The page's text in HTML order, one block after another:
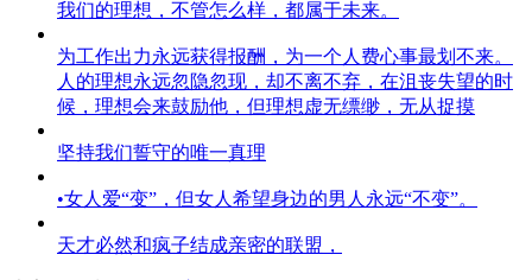
我们的理想，不管怎么样，都属于未来。
为工作出力永远获得报酬，为一个人费心事最划不来。
人的理想永远忽隐忽现，却不离不弃，在沮丧失望的时
候，理想会来鼓励他，但理想虚无缥缈，无从捉摸
坚持我们誓守的唯一真理
•女人爱“变”，但女人希望身边的男人永远“不变”。
天才必然和疯子结成亲密的联盟，